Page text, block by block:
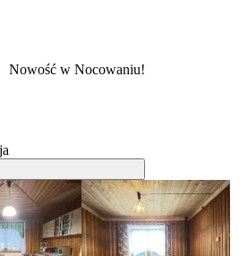
Nowość w Nocowaniu!